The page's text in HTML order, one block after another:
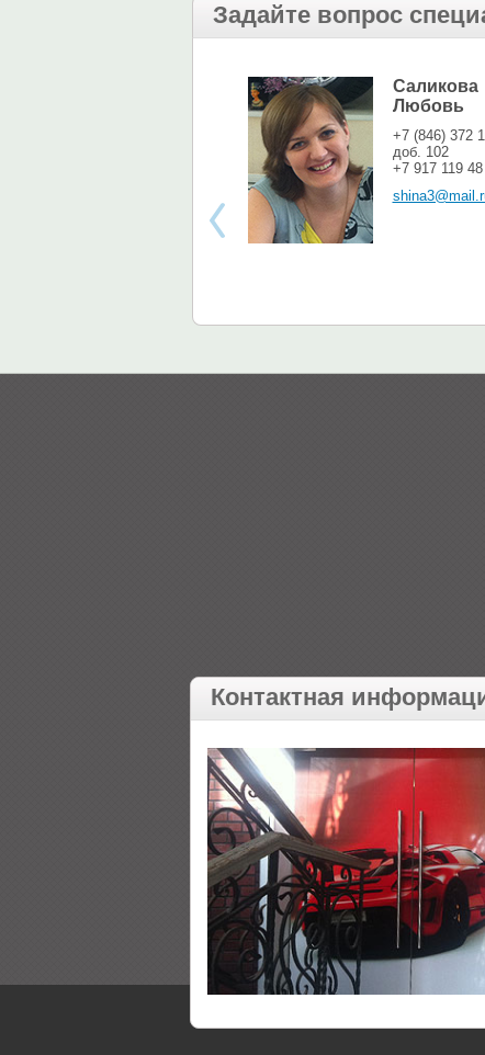
Задайте вопрос
Саликова
Любовь
+7 (846) 372
доб. 102
+7 917 119
Контактная